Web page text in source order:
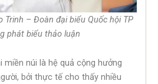
Trinh – Đoàn đại biểu Quốc hội TP
phát biểu thảo luận
miền núi là hệ quả cộng hưởng
bởi thực tế cho thấy nhiều